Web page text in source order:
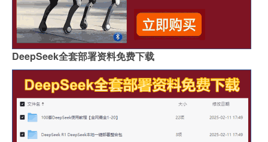
DeepSeek全套部署资料免费下载